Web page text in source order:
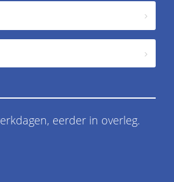
eerder in overleg.